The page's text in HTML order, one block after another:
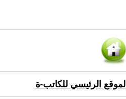
الموقع الرئيسي للكاتب-ة